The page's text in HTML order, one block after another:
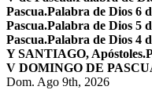
Pascua.Palabra de Dios 6
Pascua.Palabra de Dios 5
Pascua.Palabra de Dios 4
Y SANTIAGO, Apóstoles.
V DOMINGO DE
Dom. Ago 9th, 2026